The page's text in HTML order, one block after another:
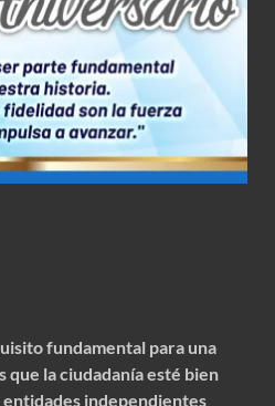
fundamental para una
la ciudadanía esté bien
independientes